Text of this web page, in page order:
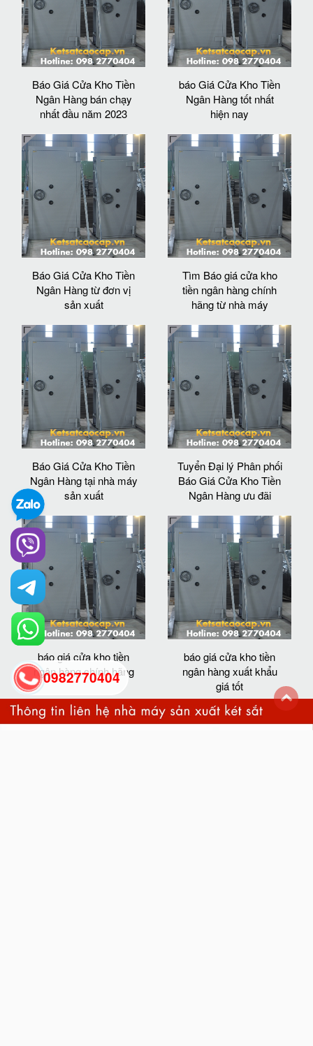
Báo Giá Cửa Kho Tiền
Ngân Hàng bán chạy
nhất đầu năm 2023
báo Giá Cửa Kho Tiền
Ngân Hàng tốt nhất
hiện nay
Báo Giá Cửa Kho Tiền
Ngân Hàng từ đơn vị
sản xuất
Tìm Báo giá cửa kho
tiền ngân hàng chính
hãng từ nhà máy
Báo Giá Cửa Kho Tiền
Ngân Hàng tại nhà máy
sản xuất
Tuyển Đại lý Phân phối
Báo Giá Cửa Kho Tiền
Ngân Hàng ưu đãi
báo giá cửa kho tiền
ngân hàng chính hãng
báo giá cửa kho tiền
ngân hàng xuất khẩu
giá tốt
0982770404
back